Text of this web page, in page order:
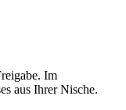
Im
aus Ihrer Nische.